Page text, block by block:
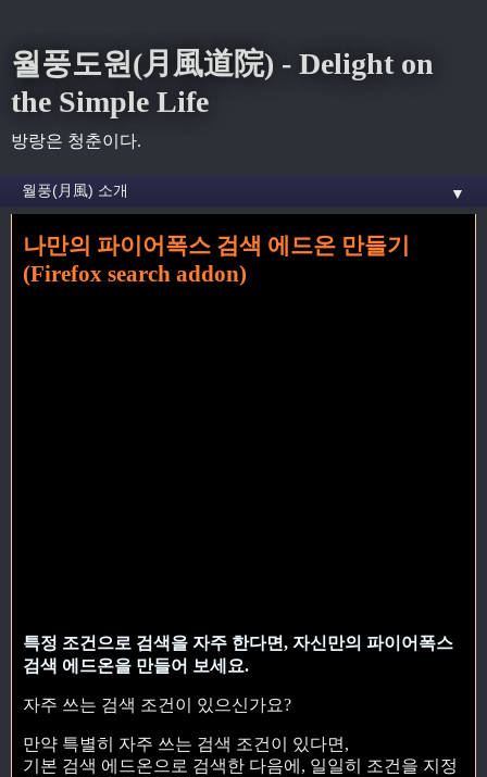
월풍도원(月風道院) - Delight on
the Simple Life
방랑은 청춘이다.
▼
홈» 검색엔진 꼬리가 달린 글
나만의 파이어폭스 검색 에드온 만들기
(Firefox search addon)
특정 조건으로 검색을 자주 한다면, 자신만의 파이어폭스
검색 에드온을 만들어 보세요.
자주 쓰는 검색 조건이 있으신가요?
만약 특별히 자주 쓰는 검색 조건이 있다면,
기본 검색 에드온으로 검색한 다음에, 일일히 조건을 지정